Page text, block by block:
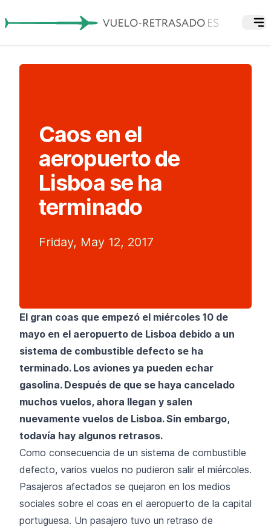
Caos en el
aeropuerto de
Lisboa se ha
terminado
Friday, May 12, 2017
El gran coas que empezó el miércoles 10 de
mayo en el aeropuerto de Lisboa debido a un
sistema de combustible defecto se ha
terminado. Los aviones ya pueden echar
gasolina. Después de que se haya cancelado
muchos vuelos, ahora llegan y salen
nuevamente vuelos de Lisboa. Sin embargo,
todavía hay algunos retrasos.
Como consecuencia de un sistema de combustible
defecto, varios vuelos no pudieron salir el miércoles.
Pasajeros afectados se quejaron en los medios
sociales sobre el coas en el aeropuerto de la capital
portuguesa. Un pasajero tuvo un retraso de